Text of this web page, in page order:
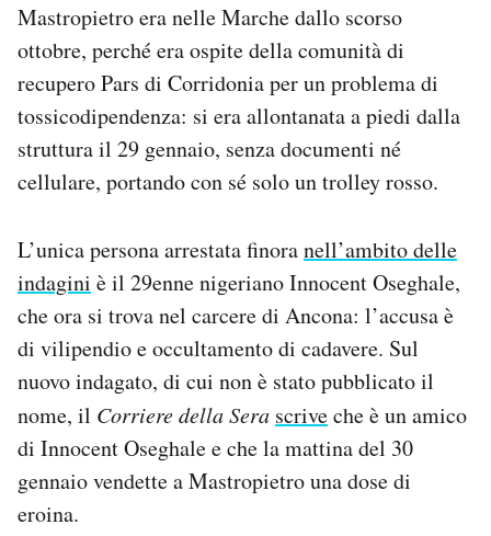
Regala il Post
Hai bisogno di aiuto?
Mastropietro era nelle Marche dallo scorso
ottobre, perché era ospite della comunità di
recupero Pars di Corridonia per un problema di
tossicodipendenza: si era allontanata a piedi dalla
struttura il 29 gennaio, senza documenti né
cellulare, portando con sé solo un trolley rosso.
L’unica persona arrestata finoranell’ambito delle
indagini è il 29enne nigeriano Innocent Oseghale,
che ora si trova nel carcere di Ancona: l’accusa è
di vilipendio e occultamento di cadavere. Sul
nuovo indagato, di cui non è stato pubblicato il
nome, il Corriere della Sera scriveche è un amico
di Innocent Oseghale e che la mattina del 30
gennaio vendette a Mastropietro una dose di
eroina.